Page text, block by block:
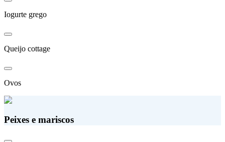
Iogurte grego
Queijo cottage
Ovos
Peixes e mariscos